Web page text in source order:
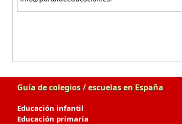
Guía de colegios / escuelas en España
Educación infantil
Educación primaria